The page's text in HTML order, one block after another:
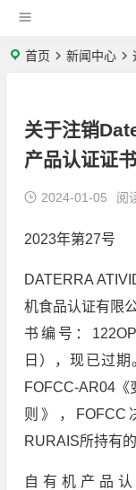
首页 新闻中心
关于注销
产品认证证
2024-01-05 阅
2023年第27号
DATERRA
机食品认证有限
书编号：
日），现已过
FOFCC-AR04《
则》，FOFCC
RURAIS所持有
自有机产品